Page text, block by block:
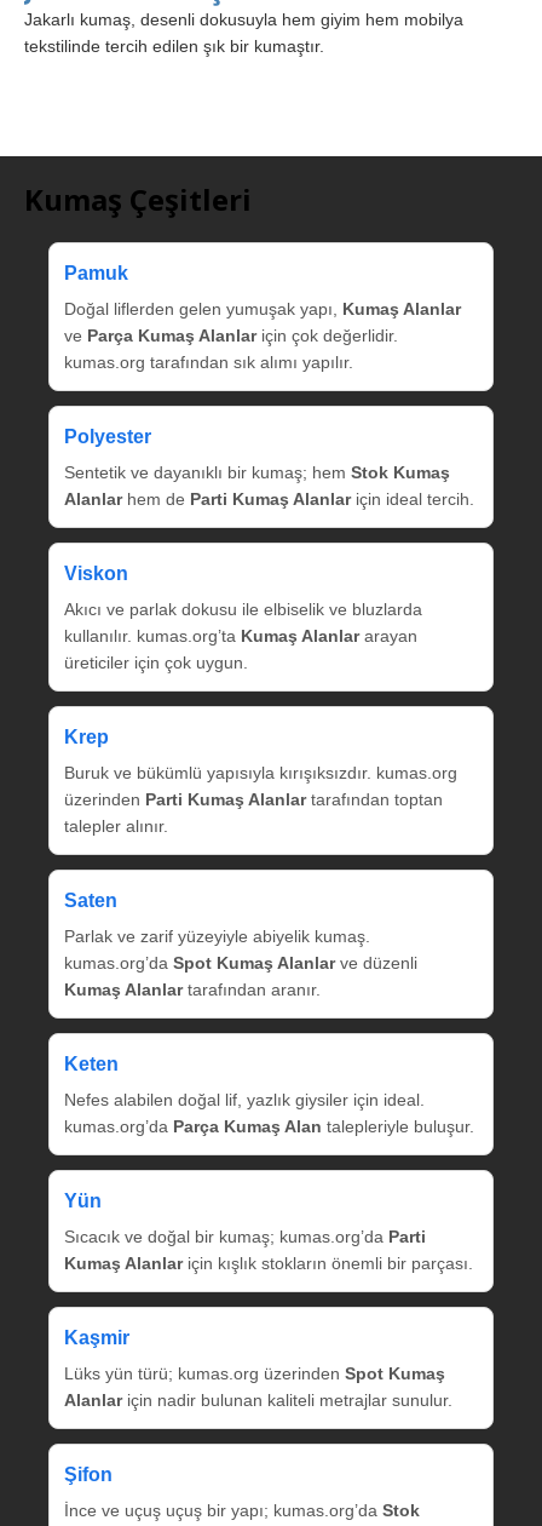
Jakarlı kumaş, desenli dokusuyla hem giyim hem mobilya
tekstilinde tercih edilen şık bir kumaştır.
Kumaş Çeşitleri
Pamuk
Doğal liflerden gelen yumuşak yapı, Kumaş Alanlar
ve Parça Kumaş Alanlariçin çok değerlidir.
kumas.org tarafından sık alımı yapılır.
Polyester
Sentetik ve dayanıklı bir kumaş; hem Stok Kumaş
Alanlarhem de Parti Kumaş Alanlariçin ideal tercih.
Viskon
Akıcı ve parlak dokusu ile elbiselik ve bluzlarda
kullanılır. kumas.org’ta Kumaş Alanlararayan
üreticiler için çok uygun.
Krep
Buruk ve bükümlü yapısıyla kırışıksızdır. kumas.org
üzerinden Parti Kumaş Alanlartarafından toptan
talepler alınır.
Saten
Parlak ve zarif yüzeyiyle abiyelik kumaş.
kumas.org’da Spot Kumaş Alanlarve düzenli
Kumaş Alanlartarafından aranır.
Keten
Nefes alabilen doğal lif, yazlık giysiler için ideal.
kumas.org’da Parça Kumaş Alan talepleriyle buluşur.
Yün
Sıcacık ve doğal bir kumaş; kumas.org’da Parti
Kumaş Alanlariçin kışlık stokların önemli bir parçası.
Kaşmir
Lüks yün türü; kumas.org üzerinden Spot Kumaş
Alanlariçin nadir bulunan kaliteli metrajlar sunulur.
Şifon
İnce ve uçuş uçuş bir yapı; kumas.org’da Stok